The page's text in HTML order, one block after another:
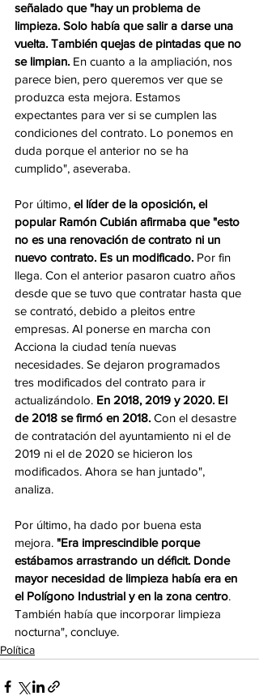
señalado que "hay un problema de
limpieza. Solo había que salir a darse una
vuelta. También quejas de pintadas que no
se limpian. En cuanto a la ampliación, nos
parece bien, pero queremos ver que se
produzca esta mejora. Estamos
expectantes para ver si se cumplen las
condiciones del contrato. Lo ponemos en
duda porque el anterior no se ha
cumplido", aseveraba.
Por último, el líder de la oposición, el
popular Ramón Cubián afirmaba que "esto
no es una renovación de contrato ni un
nuevo contrato. Es un modificado. Por fin
llega. Con el anterior pasaron cuatro años
desde que se tuvo que contratar hasta que
se contrató, debido a pleitos entre
empresas. Al ponerse en marcha con
Acciona la ciudad tenía nuevas
necesidades. Se dejaron programados
tres modificados del contrato para ir
actualizándolo. En 2018, 2019 y 2020. El
de 2018 se firmó en 2018. Con el desastre
de contratación del ayuntamiento ni el de
2019 ni el de 2020 se hicieron los
modificados. Ahora se han juntado",
analiza.
Por último, ha dado por buena esta
mejora. "Era imprescindible porque
estábamos arrastrando un déficit. Donde
mayor necesidad de limpieza había era en
el Polígono Industrial y en la zona centro.
También había que incorporar limpieza
nocturna", concluye.
Política